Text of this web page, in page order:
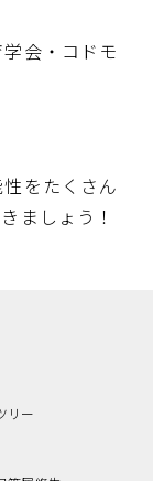
会・コドモ
をたくさん
ましょう！
リー